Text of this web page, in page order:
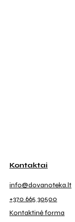
Kontaktai
info@dovanoteka.lt
+370 665 30500
Kontaktinė forma